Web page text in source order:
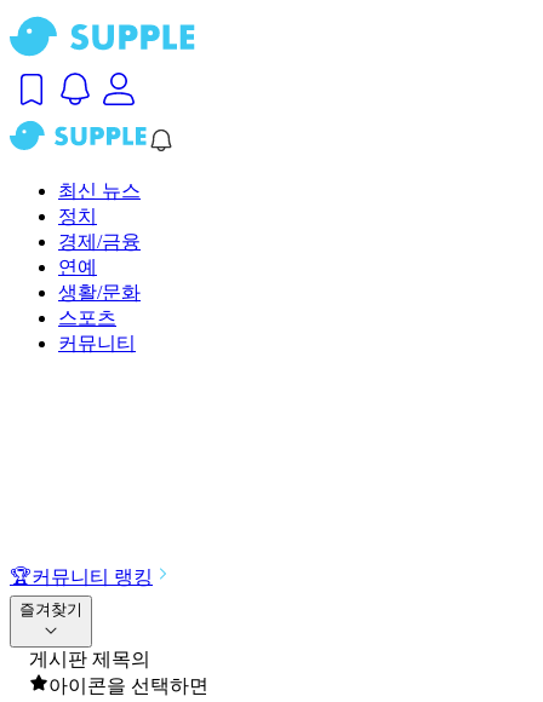
최신 뉴스
정치
경제/금융
연예
생활/문화
스포츠
커뮤니티
🏆커뮤니티 랭킹
즐겨찾기
게시판 제목의
아이콘을 선택하면